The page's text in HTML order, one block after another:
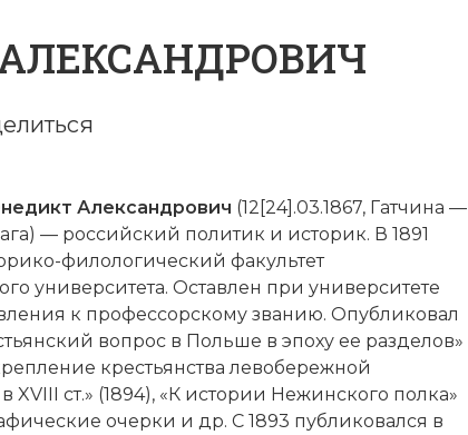
Александрович (12[24].03.1867, Гатчина —
— российский политик и историк. В 1891
филологический факультет
университета. Оставлен при университете
к профессорскому званию. Опубликовал
вопрос в Польше в эпоху еe разделов»
крестьянства левобережной
XVIII ст.» (1894), «К истории Нежинского полка»
очерки и др. С 1893 публиковался в